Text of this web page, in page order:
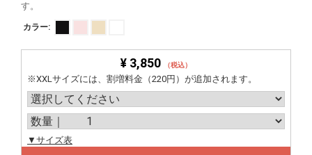
す。
カラー:
¥ 3,850 （税込）
※XXLサイズには、割増料金（220円）が追加されます。
▼サイズ表